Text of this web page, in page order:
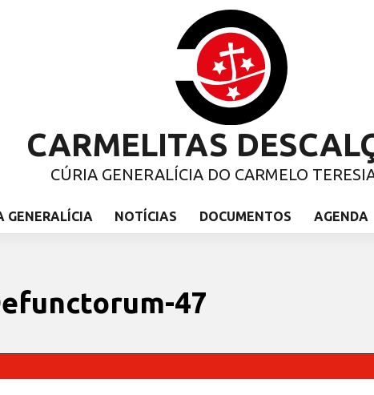
CARMELITAS
CÚRIA GENERALÍCIA DO CARMELO
GENERALÍCIA NOTÍCIAS DOCUMENTOS AGENDA
47